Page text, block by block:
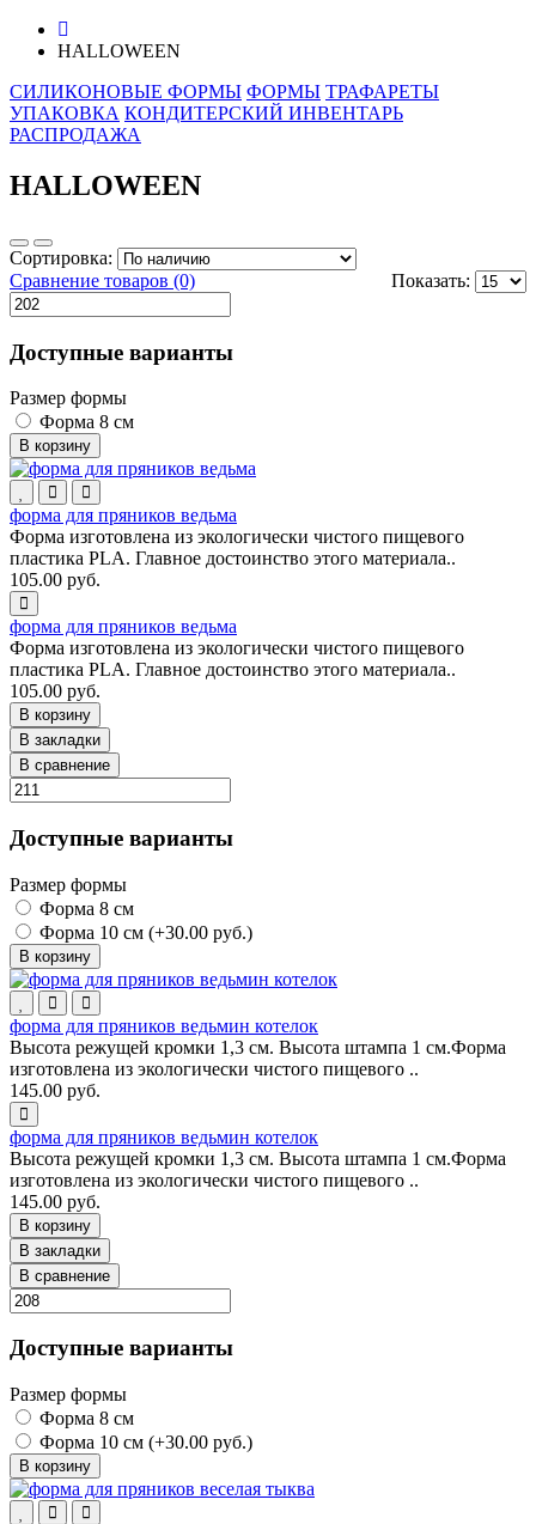
HALLOWEEN
СИЛИКОНОВЫЕ ФОРМЫ ФОРМЫ ТРАФАРЕТЫ
УПАКОВКА КОНДИТЕРСКИЙ ИНВЕНТАРЬ
РАСПРОДАЖА
HALLOWEEN
Сортировка:
Показать:
Сравнение товаров (0)
Доступные варианты
Размер формы
Форма 8 см
В корзину
форма для пряников ведьма
Форма изготовлена из экологически чистого пищевого
пластика PLA. Главное достоинство этого материала..
105.00 руб.
форма для пряников ведьма
Форма изготовлена из экологически чистого пищевого
пластика PLA. Главное достоинство этого материала..
105.00 руб.
В корзину
В закладки
В сравнение
Доступные варианты
Размер формы
Форма 8 см
Форма 10 см (+30.00 руб.)
В корзину
форма для пряников ведьмин котелок
Высота режущей кромки 1,3 см. Высота штампа 1 см.Форма
изготовлена из экологически чистого пищевого ..
145.00 руб.
форма для пряников ведьмин котелок
Высота режущей кромки 1,3 см. Высота штампа 1 см.Форма
изготовлена из экологически чистого пищевого ..
145.00 руб.
В корзину
В закладки
В сравнение
Доступные варианты
Размер формы
Форма 8 см
Форма 10 см (+30.00 руб.)
В корзину